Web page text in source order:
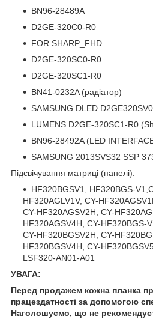
BN96-28489A
D2GE-320C0-R0
FOR SHARP_FHD
D2GE-320SC0-R0
D2GE-320SC1-R0
BN41-0232A (радіатор)
SAMSUNG DLED
LUMENS D2GE-320SC1-R0
BN96-28492A (LED
SAMSUNG 2013SVS32 SSP
Підсвічування матриці (панелі):
HF320BGSV1, HF320BGS-
HF320AGLV1V, CY-
CY-HF320AGSV2H, CY-
HF320AGSV4H, CY-HF320BGS-
CY-HF320BGSV2H, CY-
HF320BGSV4H, CY-
LSF320-AN01-A01
УВАГА:
Перед продажем кожна планка
працездатності за допомогою
Наголошуємо, що не